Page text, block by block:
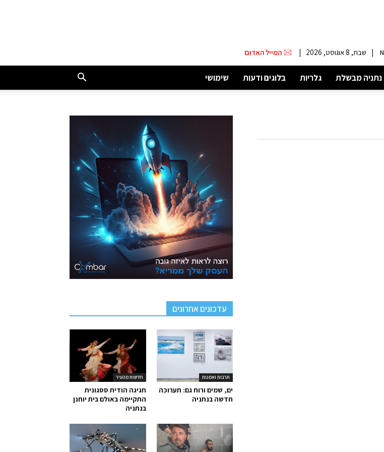
| שבת, 8 אוגוסט, 2026 | המייל האדום
נתניה מבשלת גלריות בלוגים ודעות שימושי
עדכונים אחרונים
חדשות מהעיר
חגיגה הודית ססגונית
התקיימה באולם בית יוחנן
בנתניה
תרבות ואמנות
ים, שמים ורוח גם: תערוכה
חדשה בנתניה